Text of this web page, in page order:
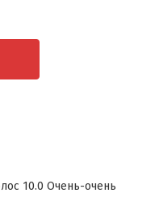
10.0 Очень-очень